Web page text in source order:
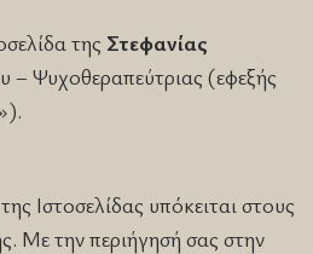
της Στεφανίας
– Ψυχοθεραπεύτριας (εφεξής
Ιστοσελίδας υπόκειται στους
Με την περιήγησή σας στην